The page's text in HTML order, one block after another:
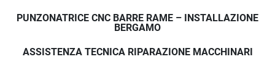
PUNZONATRICE CNC BARRE RAME – INSTALLAZIONE
BERGAMO
ASSISTENZA TECNICA RIPARAZIONE MACCHINARI